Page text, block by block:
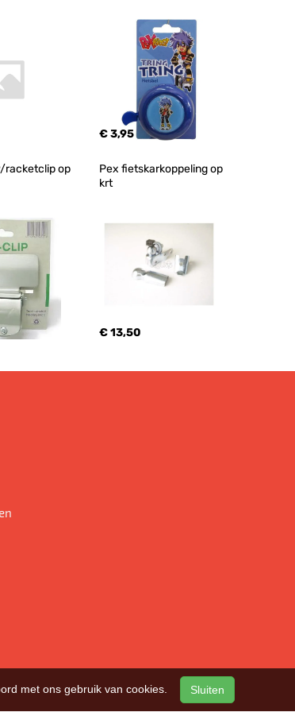
€ 3,95
racketclip op
Pex fietskarkoppeling op
krt
€ 13,50
met ons gebruik van cookies. Sluiten